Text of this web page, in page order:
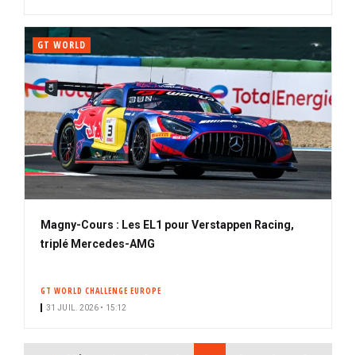
GT WORLD
Magny-Cours : Les EL1 pour Verstappen Racing,
triplé Mercedes-AMG
GT WORLD CHALLENGE EUROPE
31 JUIL. 2026 • 15:12